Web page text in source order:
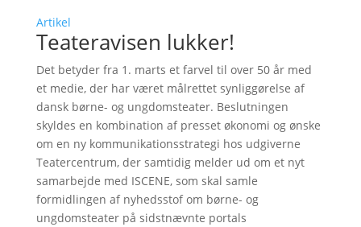
Artikel
Teateravisen lukker!
Det betyder fra 1. marts et farvel til over 50 år med
et medie, der har været målrettet synliggørelse af
dansk børne- og ungdomsteater. Beslutningen
skyldes en kombination af presset økonomi og ønske
om en ny kommunikationsstrategi hos udgiverne
Teatercentrum, der samtidig melder ud om et nyt
samarbejde med ISCENE, som skal samle
formidlingen af nyhedsstof om børne- og
ungdomsteater på sidstnævnte portals